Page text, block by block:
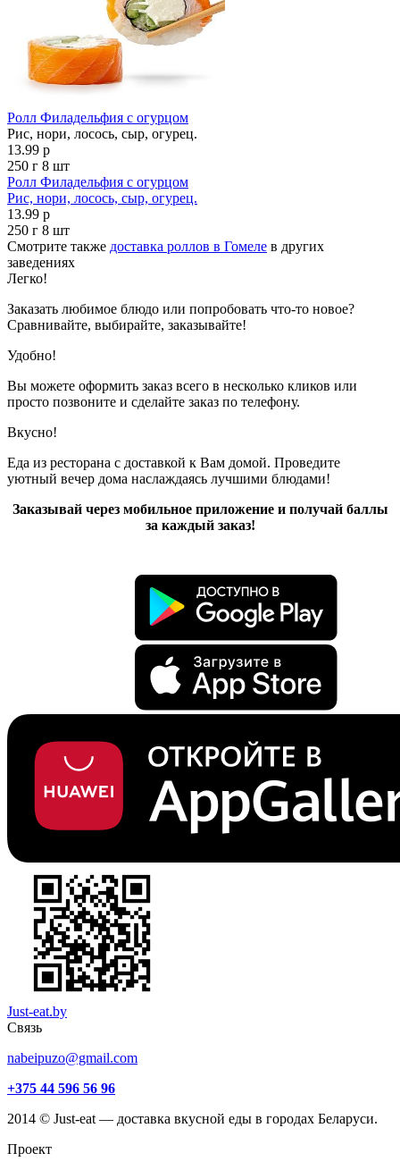
Ролл Филадельфия с огурцом
Рис, нори, лосось, сыр, огурец.
13.99 р
250 г 8 шт
Ролл Филадельфия с огурцом
Рис, нори, лосось, сыр, огурец.
13.99 р
250 г 8 шт
Смотрите также доставка роллов в Гомеле в других
заведениях
Легко!
Заказать любимое блюдо или попробовать что-то новое?
Сравнивайте, выбирайте, заказывайте!
Удобно!
Вы можете оформить заказ всего в несколько кликов или
просто позвоните и сделайте заказ по телефону.
Вкусно!
Еда из ресторана с доставкой к Вам домой. Проведите
уютный вечер дома наслаждаясь лучшими блюдами!
Заказывай через мобильное приложение и получай баллы
за каждый заказ!
Just-eat.by
Связь
nabeipuzo@gmail.com
+375 44 596 56 96
2014 © Just-eat — доставка вкусной еды в городах Беларуси.
Проект